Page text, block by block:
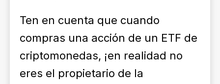
Ten en cuenta que cuando
compras una acción de un ETF de
criptomonedas, ¡en realidad no
eres el propietario de la